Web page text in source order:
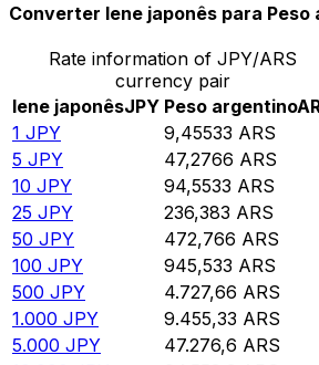
Converter Iene japonês para Peso
Rate information of JPY/ARS
currency pair
Iene japonêsJPY Peso argentino
1 JPY 9,45533 ARS
5 JPY 47,2766 ARS
10 JPY 94,5533 ARS
25 JPY 236,383 ARS
50 JPY 472,766 ARS
100 JPY 945,533 ARS
500 JPY 4.727,66 ARS
1.000 JPY 9.455,33 ARS
5.000 JPY 47.276,6 ARS